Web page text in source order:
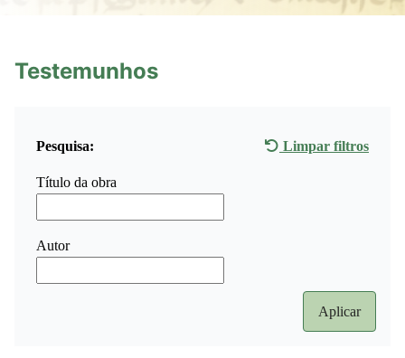
Testemunhos
Pesquisa: Limpar filtros
Título da obra
Autor